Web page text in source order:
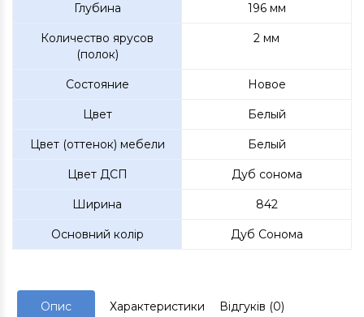
Глубина 196 мм
Количество ярусов
(полок)
2 мм
Состояние Новое
Цвет Белый
Цвет (оттенок) мебели Белый
Цвет ДСП Дуб сонома
Ширина 842
Основний колір Дуб Сонома
Опис Характеристики Відгуків (0)